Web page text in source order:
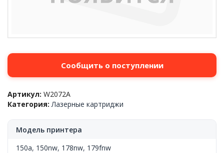
Сообщить о поступлении
Артикул: W2072A
Категория:Лазерные картриджи
Модель принтера
150a, 150nw, 178nw, 179fnw